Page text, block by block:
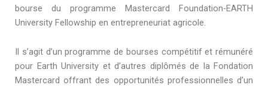
bourse du programme Mastercard Foundation-EARTH
University Fellowship en entrepreneuriat agricole.
Il s’agit d’un programme de bourses compétitif et rémunéré
pour Earth University et d’autres diplômés de la Fondation
Mastercard offrant des opportunités professionnelles d’un